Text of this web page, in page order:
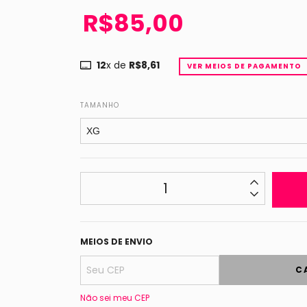
R$85,00
12x de R$8,61 VER MEIOS DE PAGAMENTO
TAMANHO
MEIOS DE ENVIO
Não sei meu CEP